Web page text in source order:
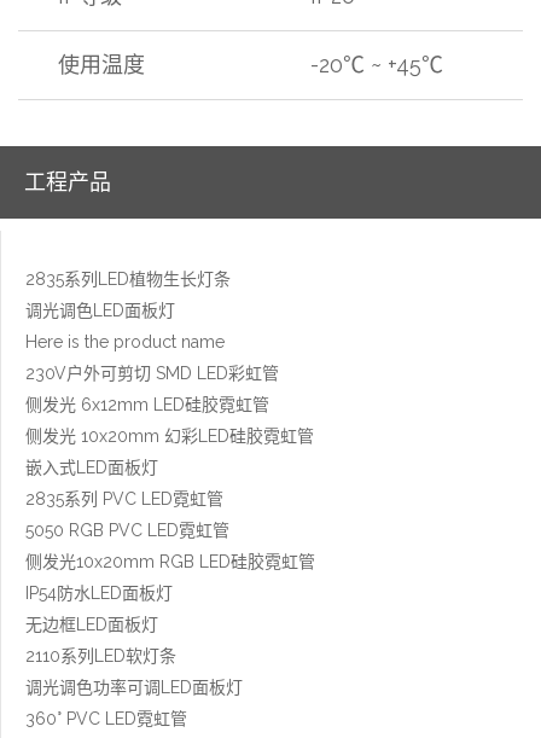
使用温度 -20℃ ~ +45℃
工程产品
2835系列LED植物生长灯条
调光调色LED面板灯
Here is the product name
230V户外可剪切 SMD LED彩虹管
侧发光 6x12mm LED硅胶霓虹管
侧发光 10x20mm 幻彩LED硅胶霓虹管
嵌入式LED面板灯
2835系列 PVC LED霓虹管
5050 RGB PVC LED霓虹管
侧发光10x20mm RGB LED硅胶霓虹管
IP54防水LED面板灯
无边框LED面板灯
2110系列LED软灯条
调光调色功率可调LED面板灯
360° PVC LED霓虹管